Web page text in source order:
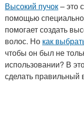
Высокий пучок– это
помощью
помогает создать
волос. Но как
чтобы он был не
использовании? В
сделать правильный